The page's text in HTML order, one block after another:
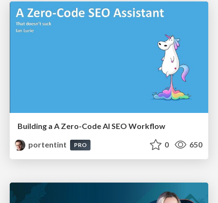
Building a A Zero-Code AI SEO Workflow
portentint
PRO 0 650